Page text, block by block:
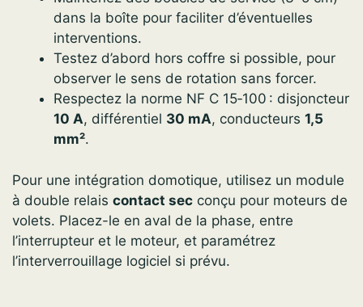
dans la boîte pour faciliter d’éventuelles
interventions.
Testez d’abord hors coffre si possible, pour
observer le sens de rotation sans forcer.
Respectez la norme NF C 15‑100 : disjoncteur
10 A, différentiel 30 mA, conducteurs 1,5
mm².
Pour une intégration domotique, utilisez un module
à double relais contact sec conçu pour moteurs de
volets. Placez-le en aval de la phase, entre
l’interrupteur et le moteur, et paramétrez
l’interverrouillage logiciel si prévu.